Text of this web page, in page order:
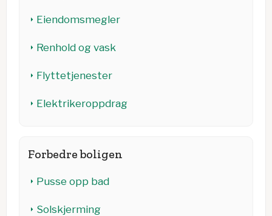
Eiendomsmegler
Renhold og vask
Flyttetjenester
Elektrikeroppdrag
Forbedre boligen
Pusse opp bad
Solskjerming